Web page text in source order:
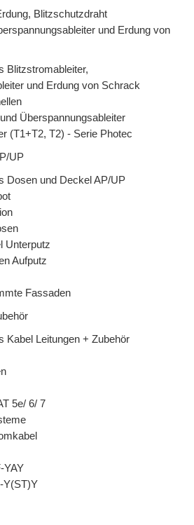
Blitzschutzdraht
und Erdung von
Blitzstromableiter,
und Erdung von Schrack
Überspannungsableiter
(T1+T2, T2) - Serie Photec
UP
Dosen und Deckel AP/UP
Unterputz
Aufputz
Fassaden
Kabel Leitungen + Zubehör
5e/ 6/ 7
YAY
Y(ST)Y